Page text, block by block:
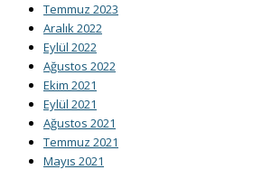
Temmuz 2023
Aralık 2022
Eylül 2022
Ağustos 2022
Ekim 2021
Eylül 2021
Ağustos 2021
Temmuz 2021
Mayıs 2021